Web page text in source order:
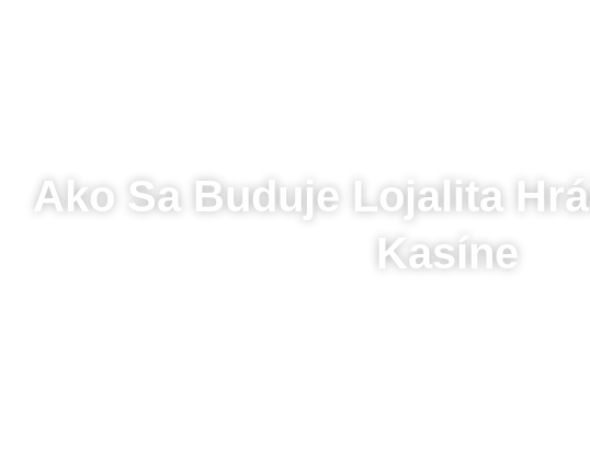
Ako Sa Buduje Lojalita
Kasíne